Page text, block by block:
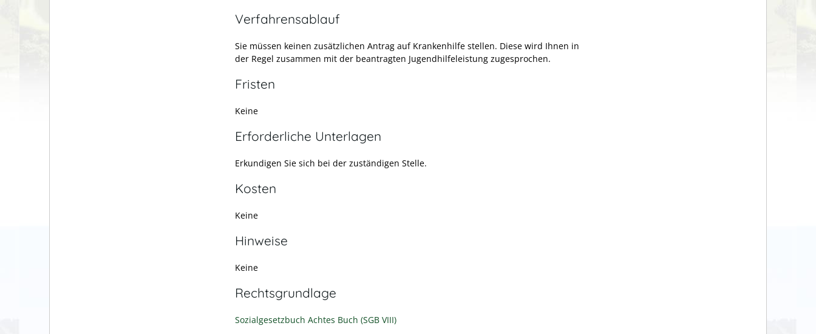
Verfahrensablauf
Sie müssen keinen zusätzlichen Antrag auf Krankenhilfe stellen. Diese wird Ihnen in
der Regel zusammen mit der beantragten Jugendhilfeleistung zugesprochen.
Fristen
Keine
Erforderliche Unterlagen
Erkundigen Sie sich bei der zuständigen Stelle.
Kosten
Keine
Hinweise
Keine
Rechtsgrundlage
Sozialgesetzbuch Achtes Buch (SGB VIII)